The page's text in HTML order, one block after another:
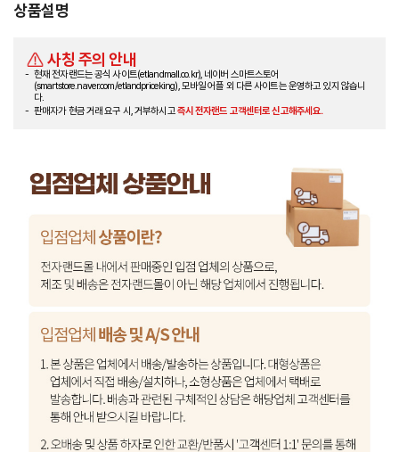
상품설명
사칭 주의 안내
현재 전자랜드는 공식 사이트(etlandmall.co.kr), 네이버 스마트스토어
(smartstore.naver.com/etlandpriceking), 모바일 어플 외 다른 사이트는 운영하고 있지 않습니
다.
판매자가 현금 거래 요구 시, 거부하시고즉시 전자랜드 고객센터로 신고해주세요.